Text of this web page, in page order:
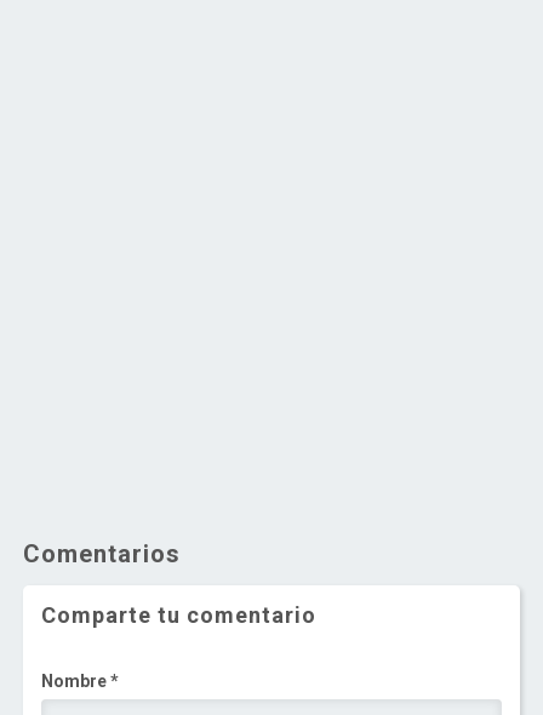
Comentarios
Comparte tu comentario
Nombre *